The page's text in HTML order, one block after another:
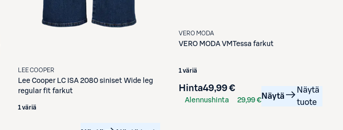
LEE COOPER
Lee Cooper LC ISA 2080 siniset Wide leg
regular fit farkut
1 väriä
VERO MODA
VERO MODA VMTessa farkut
1 väriä
Hinta49,99 €
Alennushinta
29,99 € Näytä
Näytä
tuote